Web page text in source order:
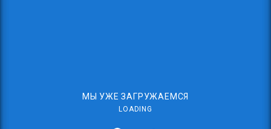
МЫ УЖЕ ЗАГРУЖАЕМСЯ
LOADING